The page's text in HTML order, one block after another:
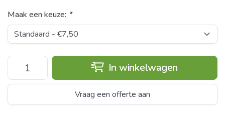
Maak een keuze: *
In winkelwagen
Vraag een offerte aan